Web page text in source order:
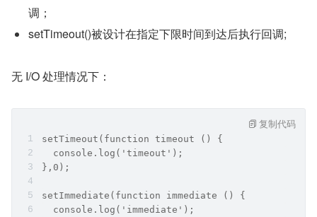
调；
setTimeout()被设计在指定下限时间到达后执行回调;
无 I/O 处理情况下：
setTimeout(function timeout () {
  console.log('timeout');
},0);
setImmediate(function immediate () {
  console.log('immediate');
复制代码